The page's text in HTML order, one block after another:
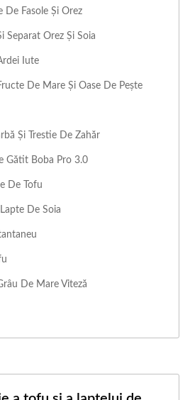
De Fasole Și Orez
Separat Orez Și Soia
Iute
De Mare Și Oase De Pește
Și Trestie De Zahăr
Gătit Boba Pro 3.0
De Tofu
De Soia
De Mare Viteză